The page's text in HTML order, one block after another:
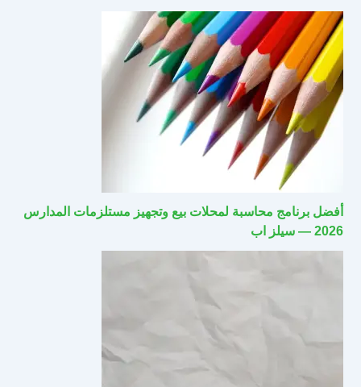
أفضل برنامج محاسبة لمحلات بيع وتجهيز مستلزمات المدارس
2026 — سيلز اب